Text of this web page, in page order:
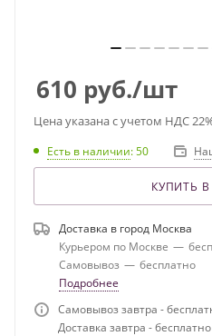
610 руб./шт
Цена указана с учетом НДС
Есть в наличии: 50
КУПИТЬ В
Доставка в город Москва
Курьером по Москве —
Самовывоз — бесплатно
Подробнее
Самовывоз завтра -
Доставка завтра - бесплатно